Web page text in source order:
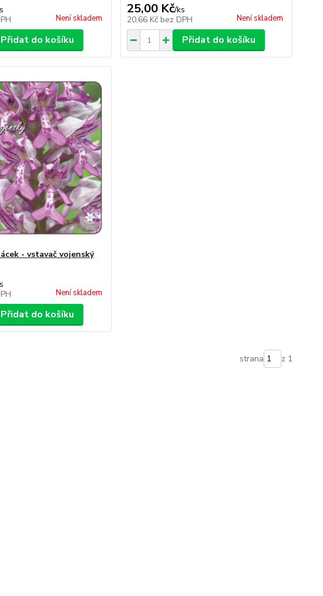
Není skladem
Přidat do košíku
25,00 Kč/ks
20,66 Kč bez DPH Není skladem
Přidat do košíku
- vstavač vojenský
Není skladem
Přidat do košíku
strana z 1